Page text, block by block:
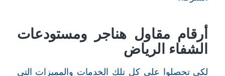
أرقام مقاول هناجر ومستودعات
الشفاء الرياض
لكي تحصلوا على كل تلك الخدمات والمميزات التي